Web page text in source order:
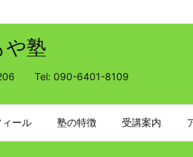
塾
206 Tel: 090-6401-8109
ール 塾の特徴 受講案内